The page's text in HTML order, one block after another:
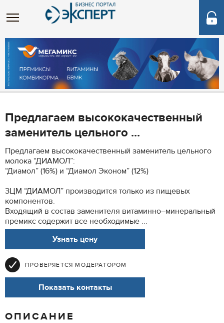
Предлагаем высококачественный
заменитель цельного ...
Предлагаем высококачественный заменитель цельного
молока “ДИАМОЛ”:
“Диамол” (16%) и “Диамол Эконом” (12%)
ЗЦМ “ДИАМОЛ” производится только из пищевых
компонентов.
Входящий в состав заменителя витаминно–минеральный
премикс содержит все необходимые ...
Узнать цену
ПРОВЕРЯЕТСЯ МОДЕРАТОРОМ
Показать контакты
ОПИСАНИЕ